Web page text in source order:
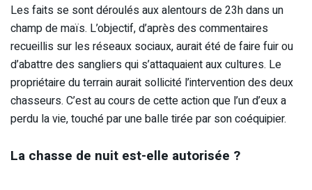
Les faits se sont déroulés aux alentours de 23h dans un
champ de maïs. L’objectif, d’après des commentaires
recueillis sur les réseaux sociaux, aurait été de faire fuir ou
d’abattre des sangliers qui s’attaquaient aux cultures. Le
propriétaire du terrain aurait sollicité l’intervention des deux
chasseurs. C’est au cours de cette action que l’un d’eux a
perdu la vie, touché par une balle tirée par son coéquipier.
La chasse de nuit est-elle autorisée ?